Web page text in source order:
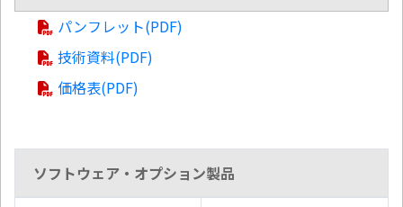
パンフレット(PDF)
技術資料(PDF)
価格表(PDF)
ソフトウェア・オプション製品